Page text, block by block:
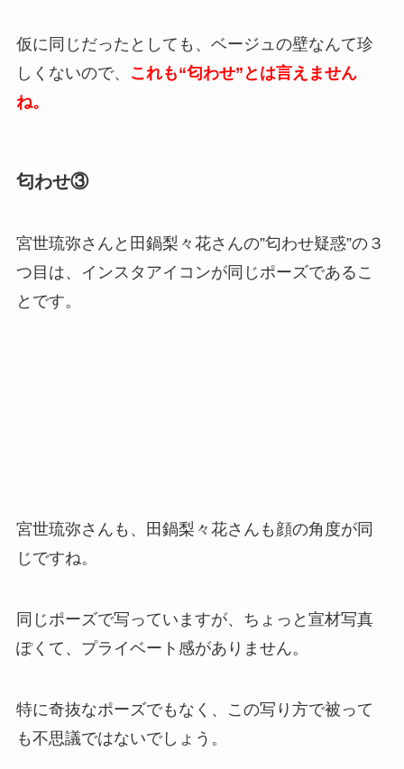
仮に同じだったとしても、ベージュの壁なんて珍
しくないので、
これも“匂わせ”とは言えません
ね。
匂わせ③
宮世琉弥さんと田鍋梨々花さんの”匂わせ疑惑”の３
つ目は、
インスタアイコンが同じポーズであるこ
と です。
宮世琉弥さんも、田鍋梨々花さんも顔の角度が同
じですね。
同じポーズで写っていますが、ちょっと宣材写真
ぽくて、プライベート感がありません。
特に奇抜なポーズでもなく、この写り方で被って
も不思議ではないでしょう。